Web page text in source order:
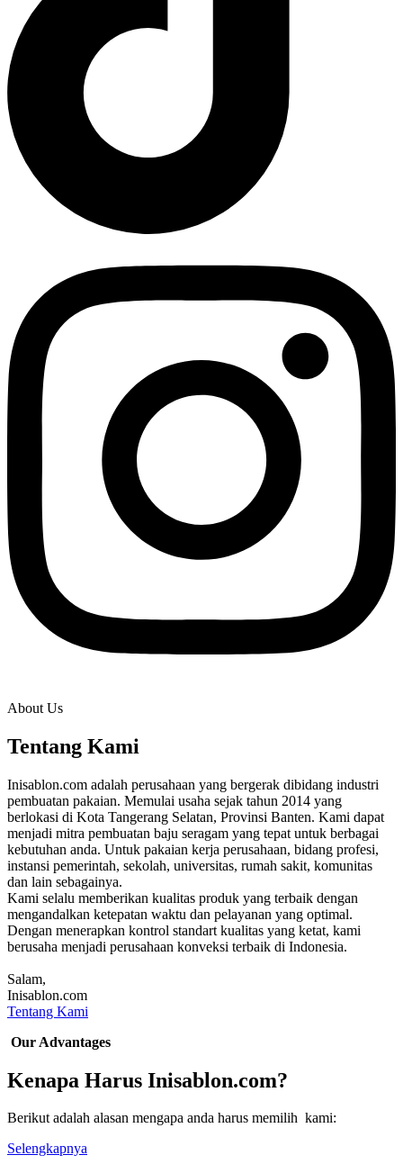
About Us
Tentang Kami
Inisablon.com adalah perusahaan yang bergerak dibidang industri
pembuatan pakaian. Memulai usaha sejak tahun 2014 yang
berlokasi di Kota Tangerang Selatan, Provinsi Banten. Kami dapat
menjadi mitra pembuatan baju seragam yang tepat untuk berbagai
kebutuhan anda. Untuk pakaian kerja perusahaan, bidang profesi,
instansi pemerintah, sekolah, universitas, rumah sakit, komunitas
dan lain sebagainya.
Kami selalu memberikan kualitas produk yang terbaik dengan
mengandalkan ketepatan waktu dan pelayanan yang optimal.
Dengan menerapkan kontrol standart kualitas yang ketat, kami
berusaha menjadi perusahaan konveksi terbaik di Indonesia.
Salam,
Inisablon.com
Tentang Kami
Our Advantages
Kenapa Harus Inisablon.com?
Berikut adalah alasan mengapa anda harus memilih kami:
Selengkapnya